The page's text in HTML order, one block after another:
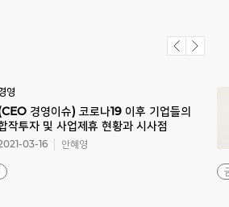
영
경영이슈) 코로나19 이후 기업들의
작투자 및 사업제휴 현황과 시사점
03-16 안혜영